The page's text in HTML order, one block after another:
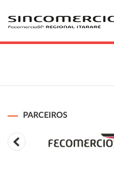
PARCEIROS